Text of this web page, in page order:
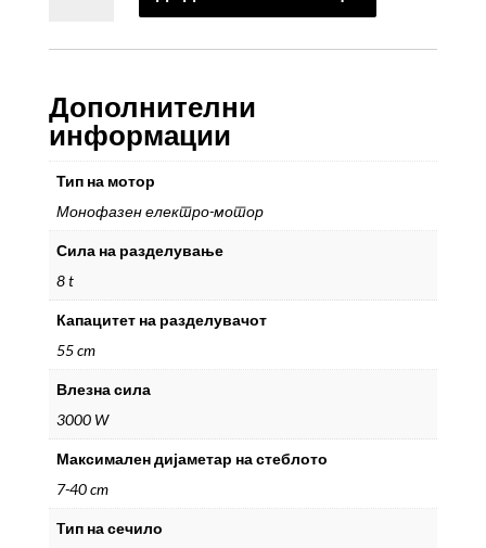
за
VLS
8
T
55
Дополнителни
информации
Тип на мотор
Монофазен електро-мотор
Сила на разделување
8 t
Капацитет на разделувачот
55 cm
Влезна сила
3000 W
Максимален дијаметар на стеблото
7-40 cm
Tип на сечило